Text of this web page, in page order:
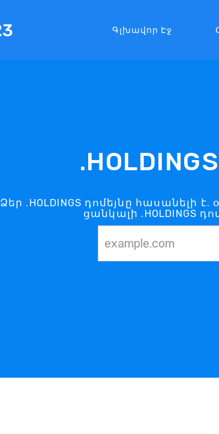
Գլխավոր Էջ
Ձեր .HOLDINGS դոմեյնը հասանելի
ցանկալի .HOLDINGS